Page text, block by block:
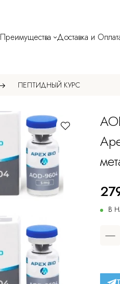
Преимущества Доставка и
ПЕПТИДНЫЙ КУРС
В